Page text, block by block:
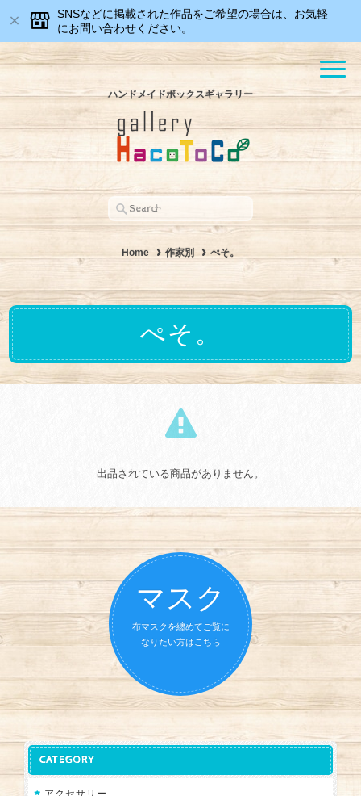
SNSなどに掲載された作品をご希望の場合は、お気軽
にお問い合わせください。
ハンドメイドボックスギャラリー
Home 作家別 ぺそ。
ぺそ。
出品されている商品がありません。
マスク
布マスクを纏めてご覧に
なりたい方はこちら
CATEGORY
アクセサリー